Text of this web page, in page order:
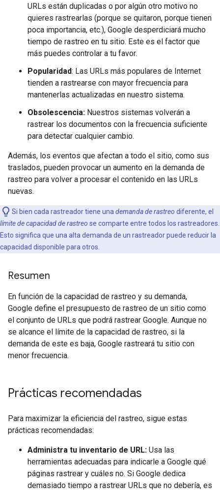
URLs están duplicadas o por algún otro motivo no
quieres rastrearlas (porque se quitaron, porque tienen
poca importancia, etc.), Google desperdiciará mucho
tiempo de rastreo en tu sitio. Este es el factor que
más puedes controlar a tu favor.
Popularidad: Las URLs más populares de Internet
tienden a rastrearse con mayor frecuencia para
mantenerlas actualizadas en nuestro sistema.
Obsolescencia: Nuestros sistemas volverán a
rastrear los documentos con la frecuencia suficiente
para detectar cualquier cambio.
Además, los eventos que afectan a todo el sitio, como sus
traslados, pueden provocar un aumento en la demanda de
rastreo para volver a procesar el contenido en las URLs
nuevas.
Si bien cada rastreador tiene una demanda de rastreo diferente, el
límite de capacidad de rastreo se comparte entre todos los rastreadores.
Esto significa que una alta demanda de un rastreador puede reducir la
capacidad disponible para otros.
Resumen
En función de la capacidad de rastreo y su demanda,
Google define el presupuesto de rastreo de un sitio como
el conjunto de URLs que podrá rastrear Google. Aunque no
se alcance el límite de la capacidad de rastreo, si la
demanda de este es baja, Google rastreará tu sitio con
menor frecuencia.
Prácticas recomendadas
Para maximizar la eficiencia del rastreo, sigue estas
prácticas recomendadas:
Administra tu inventario de URL: Usa las
herramientas adecuadas para indicarle a Google qué
páginas rastrear y cuáles no. Si Google dedica
demasiado tiempo a rastrear URLs que no debería, es